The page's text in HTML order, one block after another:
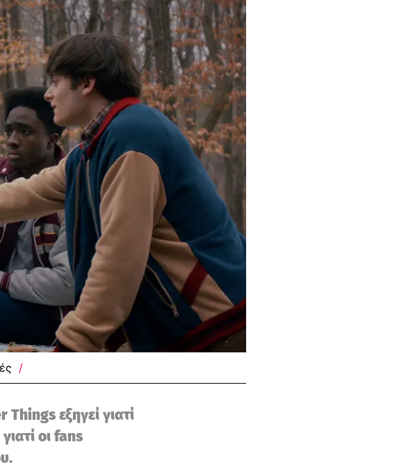
/
εξηγεί γιατί
οι fans